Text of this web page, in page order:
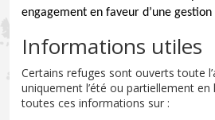
engagement en faveur d’une
Informations utiles
Certains refuges sont ouverts toute
uniquement l’été ou partiellement
toutes ces informations sur :